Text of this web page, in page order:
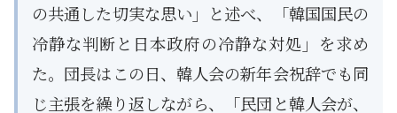
の共通した切実な思い」と述べ、「韓国国民の
冷静な判断と日本政府の冷静な対処」を求め
た。団長はこの日、韓人会の新年会祝辞でも同
じ主張を繰り返しながら、「民団と韓人会が、